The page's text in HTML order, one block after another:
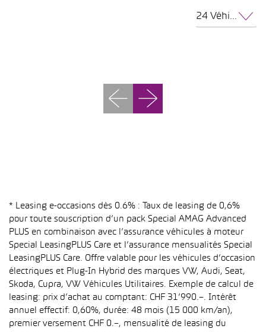
24 Véhicules par page
* Leasing e-occasions dès 0.6% : Taux de leasing de 0,6%
pour toute souscription d’un pack Special AMAG Advanced
PLUS en combinaison avec l’assurance véhicules à moteur
Special LeasingPLUS Care et l’assurance mensualités Special
LeasingPLUS Care. Offre valable pour les véhicules d’occasion
électriques et Plug-In Hybrid des marques VW, Audi, Seat,
Skoda, Cupra, VW Véhicules Utilitaires. Exemple de calcul de
leasing: prix d’achat au comptant: CHF 31’990.–. Intérêt
annuel effectif: 0,60%, durée: 48 mois (15 000 km/an),
premier versement CHF 0.–, mensualité de leasing du